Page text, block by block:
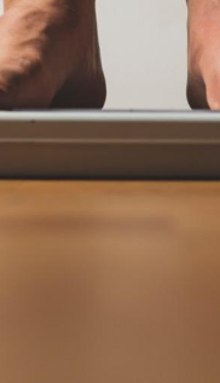
VIH : la fin
tous les
elle enfin ?
Pourquoi